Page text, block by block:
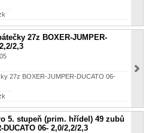
27z BOXER-JUMPER-
2,3
27z BOXER-JUMPER-DUCATO 06-
5. stupeň (prim. hřídel) 49 zubů
DUCATO 06- 2,0/2,2/2,3